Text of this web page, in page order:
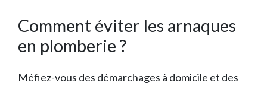
Comment éviter les arnaques
en plomberie ?
Méfiez-vous des démarchages à domicile et des